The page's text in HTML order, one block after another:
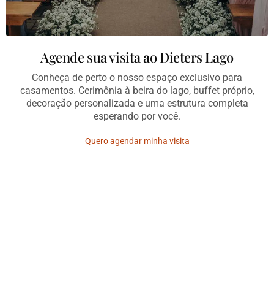
Agende sua visita ao Dieters Lago
Conheça de perto o nosso espaço exclusivo para
casamentos. Cerimônia à beira do lago, buffet próprio,
decoração personalizada e uma estrutura completa
esperando por você.
Quero agendar minha visita